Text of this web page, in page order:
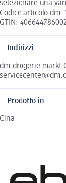
selezionare una
Codice articolo dm:
GTIN:
Indirizzi
dm-drogerie markt
Prodotto in
Cina